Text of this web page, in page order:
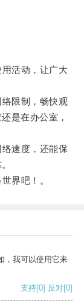
活动，让广大
限制，畅快观
是在办公室，
速度，还能保
界吧！。
，我可以使用它来
支持[0] 反对[0]